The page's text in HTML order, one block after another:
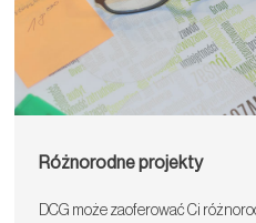
Różnorodne projekty
DCG może zaoferować Ci